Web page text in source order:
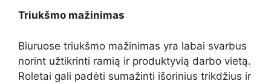
Triukšmo mažinimas
Biuruose triukšmo mažinimas yra labai svarbus
norint užtikrinti ramią ir produktyvią darbo vietą.
Roletai gali padėti sumažinti išorinius trikdžius ir